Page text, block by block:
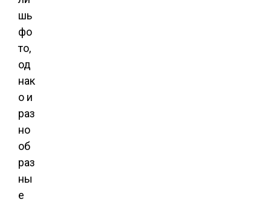
шь
фо
то,
од
нак
о и
раз
но
об
раз
ны
е